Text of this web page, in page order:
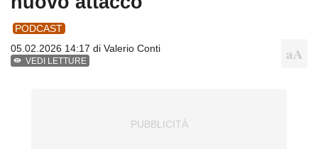
PODCAST
05.02.2026 14:17 di Valerio Conti
VEDI LETTURE